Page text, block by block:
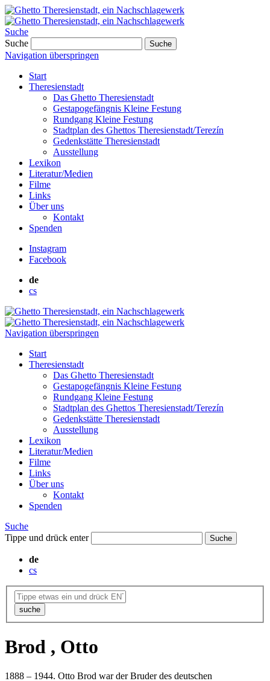
Suche
Suche
Suche
Navigation überspringen
Start
Theresienstadt
Das Ghetto Theresienstadt
Gestapogefängnis Kleine Festung
Rundgang Kleine Festung
Stadtplan des Ghettos Theresienstadt/Terezín
Gedenkstätte Theresienstadt
Ausstellung
Lexikon
Literatur/Medien
Filme
Links
Über uns
Kontakt
Spenden
Instagram
Facebook
de
cs
Navigation überspringen
Start
Theresienstadt
Das Ghetto Theresienstadt
Gestapogefängnis Kleine Festung
Rundgang Kleine Festung
Stadtplan des Ghettos Theresienstadt/Terezín
Gedenkstätte Theresienstadt
Ausstellung
Lexikon
Literatur/Medien
Filme
Links
Über uns
Kontakt
Spenden
Suche
Tippe und drück enter
Suche
de
cs
suche
Brod , Otto
1888 – 1944. Otto Brod war der Bruder des deutschen